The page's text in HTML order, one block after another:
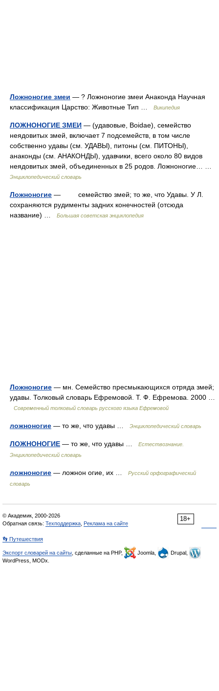
Ложноногие змеи — ? Ложноногие змеи Анаконда Научная
классификация Царство: Животные Тип …
Википедия
ЛОЖНОНОГИЕ ЗМЕИ — (удавовые, Boidae), семейство
неядовитых змей, включает 7 подсемейств, в том числе
собственно удавы (см. УДАВЫ), питоны (см. ПИТОНЫ),
анаконды (см. АНАКОНДЫ), удавчики, всего около 80 видов
неядовитых змей, объединенных в 25 родов. Ложноногие… …
Энциклопедический словарь
Ложноногие — семейство змей; то же, что Удавы. У Л.
сохраняются рудименты задних конечностей (отсюда
название) …
Большая советская энциклопедия
Ложноногие — мн. Семейство пресмыкающихся отряда змей;
удавы. Толковый словарь Ефремовой. Т. Ф. Ефремова. 2000 …
Современный толковый словарь русского языка Ефремовой
ложноногие — то же, что удавы … Энциклопедический словарь
ЛОЖНОНОГИЕ — то же, что удавы …
Естествознание.
Энциклопедический словарь
ложноногие — ложнон огие, их …
Русский орфографический
словарь
18+
© Академик, 2000-2026
Обратная связь: Техподдержка Реклама на сайте
👣 Путешествия
Экспорт словарей на сайты , сделанные на PHP, Joomla,
Drupal,
WordPress, MODx.